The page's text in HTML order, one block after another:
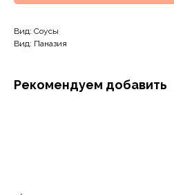
Вид: Соусы
Вид: Паназия
Рекомендуем добавить